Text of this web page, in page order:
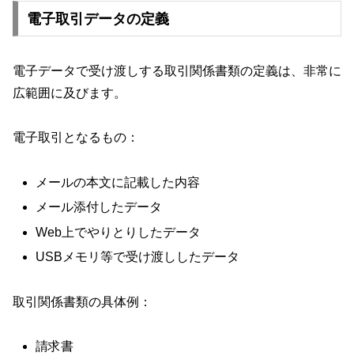
電子取引データの定義
電子データで受け渡しする取引関係書類の定義は、非常に
広範囲に及びます。
電子取引となるもの：
メールの本文に記載した内容
メール添付したデータ
Web上でやりとりしたデータ
USBメモリ等で受け渡ししたデータ
取引関係書類の具体例：
請求書